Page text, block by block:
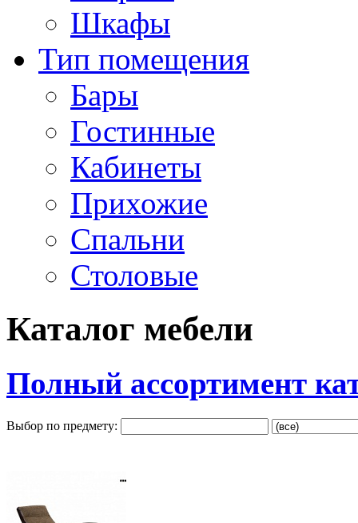
Шкафы
Тип помещения
Бары
Гостинные
Кабинеты
Прихожие
Спальни
Столовые
Каталог мебели
Полный ассортимент
Выбор по предмету: